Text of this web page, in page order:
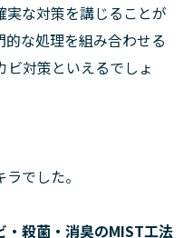
実な対策を講じることが
な処理を組み合わせる
ビ対策といえるでしょ
でした。
・殺菌・消臭のMIST工法